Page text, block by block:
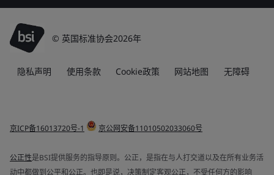
© 英国标准协会2026年
隐私声明 使用条款 Cookie政策 网站地图 无障碍
京ICP备16013720号-1 京公网安备11010502033060号
公正性是BSI提供服务的指导原则。公正，是指在与人打交道以及在所有业务活
动中都做到公平和公正。也即是说，决策制定客观公正，不受任何方的影响